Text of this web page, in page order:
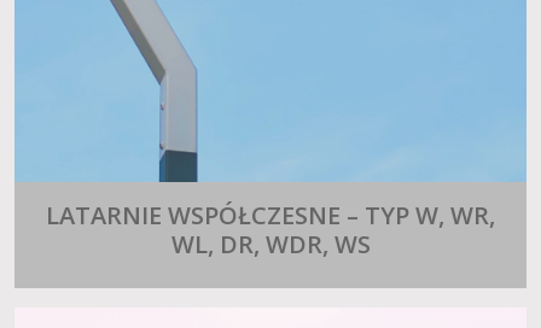
LATARNIE WSPÓŁCZESNE – TYP W, WR,
WL, DR, WDR, WS